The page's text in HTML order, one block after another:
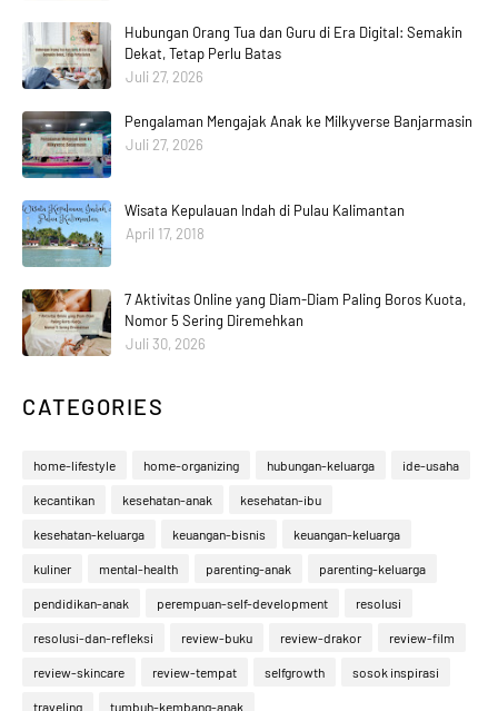
Hubungan Orang Tua dan Guru di Era Digital: Semakin
Dekat, Tetap Perlu Batas
Juli 27, 2026
Pengalaman Mengajak Anak ke Milkyverse Banjarmasin
Juli 27, 2026
Wisata Kepulauan Indah di Pulau Kalimantan
April 17, 2018
7 Aktivitas Online yang Diam-Diam Paling Boros Kuota,
Nomor 5 Sering Diremehkan
Juli 30, 2026
CATEGORIES
home-lifestyle home-organizing hubungan-keluarga ide-usaha
kecantikan kesehatan-anak kesehatan-ibu
kesehatan-keluarga keuangan-bisnis keuangan-keluarga
kuliner mental-health parenting-anak parenting-keluarga
pendidikan-anak perempuan-self-development resolusi
resolusi-dan-refleksi review-buku review-drakor review-film
review-skincare review-tempat selfgrowth sosok inspirasi
traveling tumbuh-kembang-anak